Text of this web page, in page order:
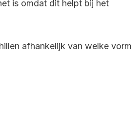
is omdat dit helpt bij het
afhankelijk van welke vorm